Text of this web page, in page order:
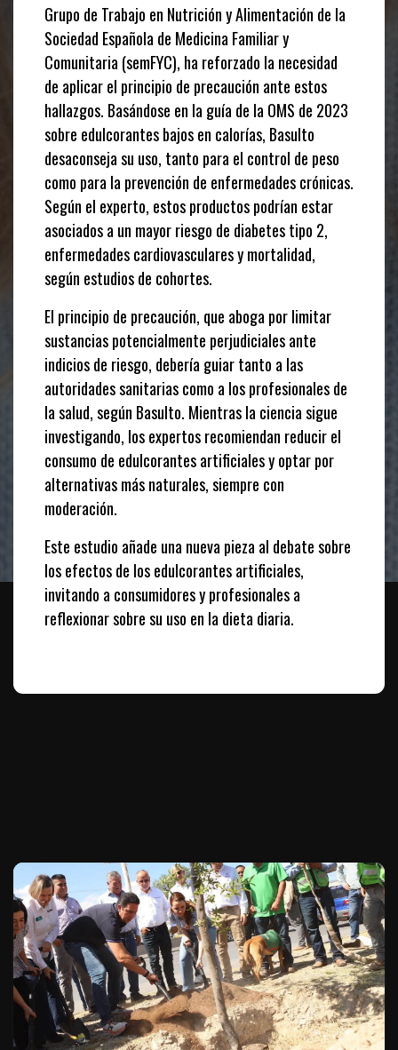
Grupo de Trabajo en Nutrición y Alimentación de la
Sociedad Española de Medicina Familiar y
Comunitaria (semFYC), ha reforzado la necesidad
de aplicar el principio de precaución ante estos
hallazgos. Basándose en la guía de la OMS de 2023
sobre edulcorantes bajos en calorías, Basulto
desaconseja su uso, tanto para el control de peso
como para la prevención de enfermedades crónicas.
Según el experto, estos productos podrían estar
asociados a un mayor riesgo de diabetes tipo 2,
enfermedades cardiovasculares y mortalidad,
según estudios de cohortes.
El principio de precaución, que aboga por limitar
sustancias potencialmente perjudiciales ante
indicios de riesgo, debería guiar tanto a las
autoridades sanitarias como a los profesionales de
la salud, según Basulto. Mientras la ciencia sigue
investigando, los expertos recomiendan reducir el
consumo de edulcorantes artificiales y optar por
alternativas más naturales, siempre con
moderación.
Este estudio añade una nueva pieza al debate sobre
los efectos de los edulcorantes artificiales,
invitando a consumidores y profesionales a
reflexionar sobre su uso en la dieta diaria.